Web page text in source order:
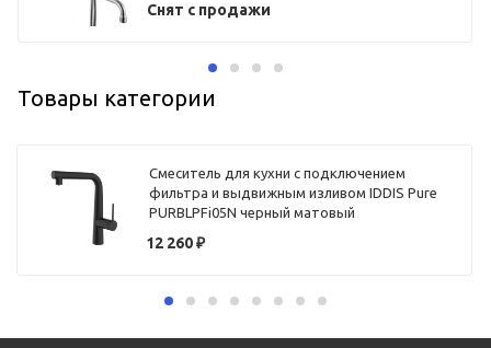
Снят с продажи
Товары категории
Смеситель для кухни с подключением
фильтра и выдвижным изливом IDDIS Pure
PURBLPFi05N черный матовый
12 260₽